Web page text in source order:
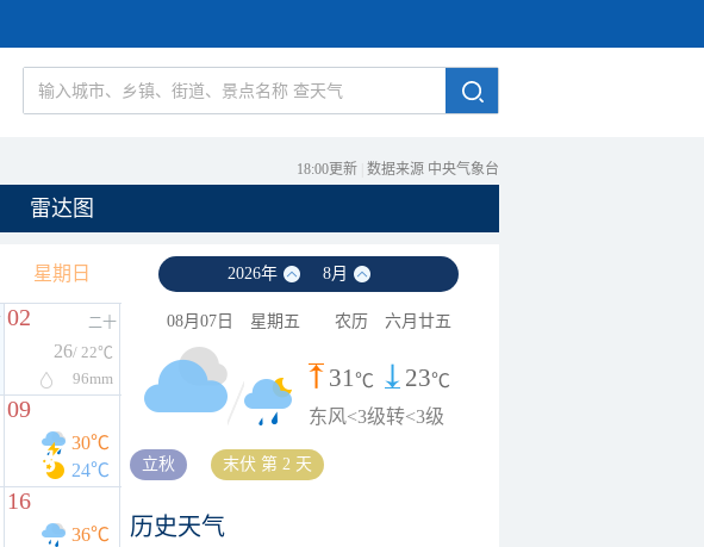
18:00更新 数据来源 中央气象台
雷达图
星期日
02 二十
26/ 22℃
96mm
09
30℃
24℃
16
36℃
2026年 8月
08月07日 星期五 农历 六月廿五
31℃ 23℃
东风<3级转<3级
立秋 末伏 第 2 天
历史天气